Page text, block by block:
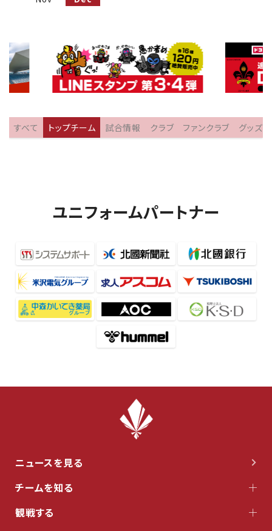
すべて トップチーム 試合情報 クラブ ファンクラブ グッズ
ユニフォームパートナー
ニュースを見る
チームを知る
観戦する